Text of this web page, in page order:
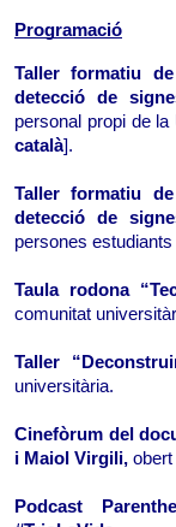
Programació
Taller formatiu
detecció de
personal propi de
català].
Taller formatiu
detecció de
persones estudiants
Taula rodona
comunitat
Taller
universitària.
Cinefòrum del
i Maiol Virgili,
Podcast